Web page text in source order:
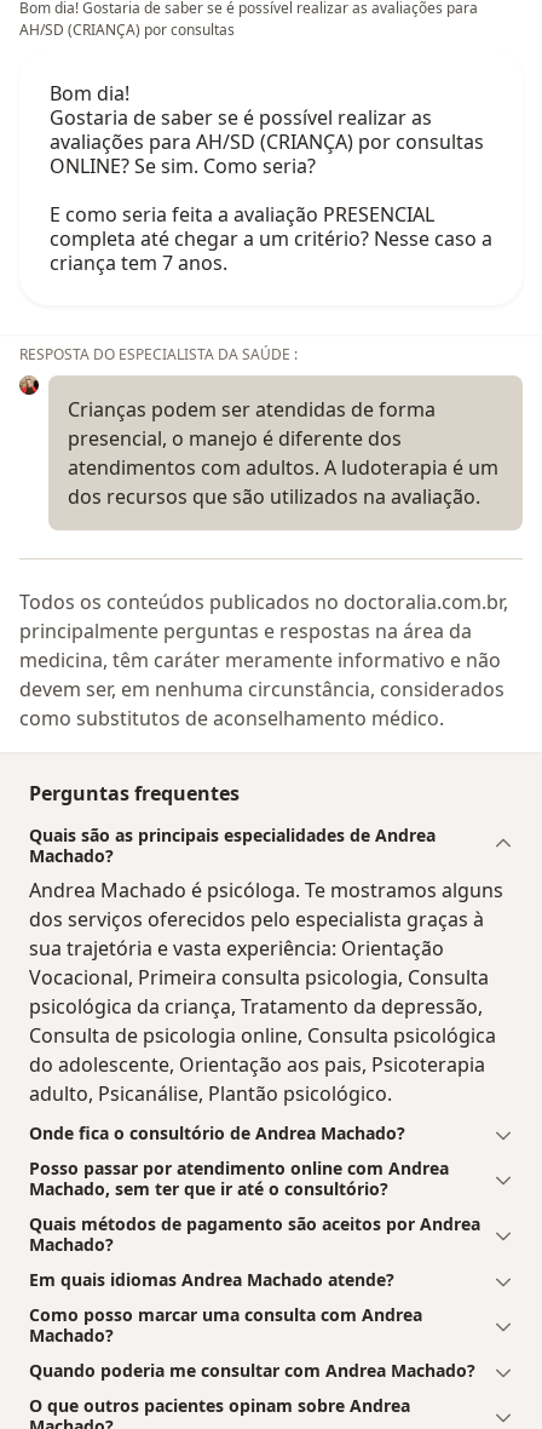
Bom dia! Gostaria de saber se é possível realizar as avaliações para
AH/SD (CRIANÇA) por consultas
Bom dia!
Gostaria de saber se é possível realizar as
avaliações para AH/SD (CRIANÇA) por consultas
ONLINE? Se sim. Como seria?
E como seria feita a avaliação PRESENCIAL
completa até chegar a um critério? Nesse caso a
criança tem 7 anos.
RESPOSTA DO ESPECIALISTA DA SAÚDE :
Crianças podem ser atendidas de forma
presencial, o manejo é diferente dos
atendimentos com adultos. A ludoterapia é um
dos recursos que são utilizados na avaliação.
Todos os conteúdos publicados no doctoralia.com.br,
principalmente perguntas e respostas na área da
medicina, têm caráter meramente informativo e não
devem ser, em nenhuma circunstância, considerados
como substitutos de aconselhamento médico.
Perguntas frequentes
Quais são as principais especialidades de Andrea
Machado?
Andrea Machado é psicóloga. Te mostramos alguns
dos serviços oferecidos pelo especialista graças à
sua trajetória e vasta experiência: Orientação
Vocacional, Primeira consulta psicologia, Consulta
psicológica da criança, Tratamento da depressão,
Consulta de psicologia online, Consulta psicológica
do adolescente, Orientação aos pais, Psicoterapia
adulto, Psicanálise, Plantão psicológico.
Onde fica o consultório de Andrea Machado?
Posso passar por atendimento online com Andrea
Machado, sem ter que ir até o consultório?
Quais métodos de pagamento são aceitos por Andrea
Machado?
Em quais idiomas Andrea Machado atende?
Como posso marcar uma consulta com Andrea
Machado?
Quando poderia me consultar com Andrea Machado?
O que outros pacientes opinam sobre Andrea